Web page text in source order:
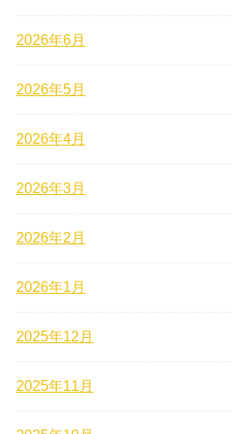
2026年6月
2026年5月
2026年4月
2026年3月
2026年2月
2026年1月
2025年12月
2025年11月